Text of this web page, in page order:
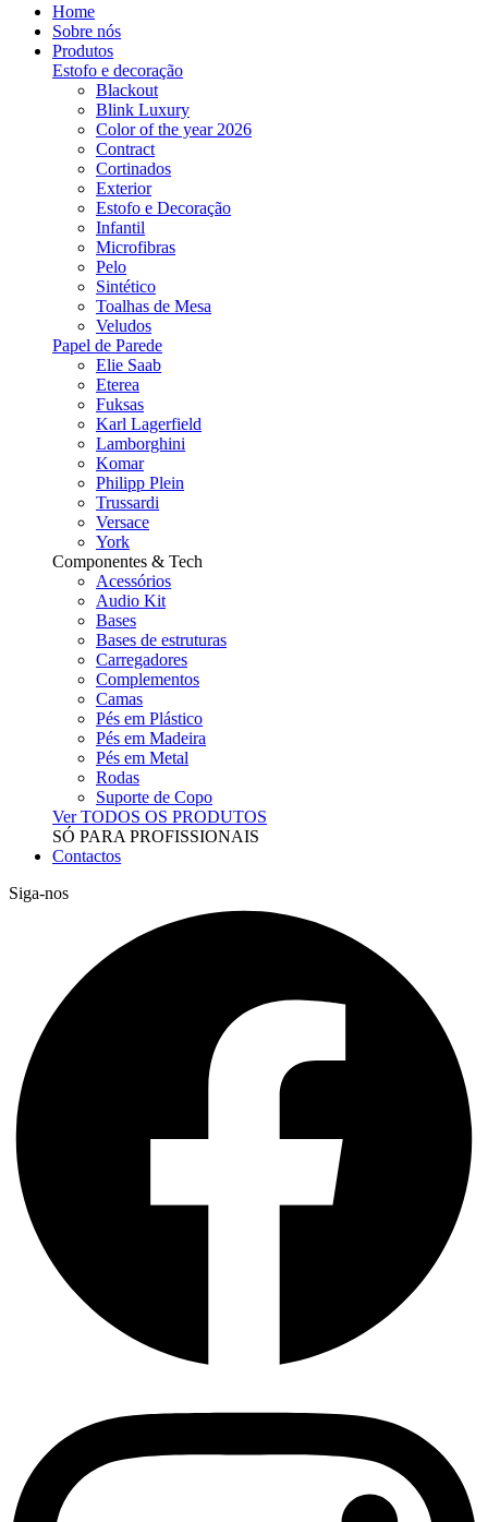
Home
Sobre nós
Produtos
Estofo e decoração
Blackout
Blink Luxury
Color of the year 2026
Contract
Cortinados
Exterior
Estofo e Decoração
Infantil
Microfibras
Pelo
Sintético
Toalhas de Mesa
Veludos
Papel de Parede
Elie Saab
Eterea
Fuksas
Karl Lagerfield
Lamborghini
Komar
Philipp Plein
Trussardi
Versace
York
Componentes & Tech
Acessórios
Audio Kit
Bases
Bases de estruturas
Carregadores
Complementos
Camas
Pés em Plástico
Pés em Madeira
Pés em Metal
Rodas
Suporte de Copo
Ver TODOS OS PRODUTOS
SÓ PARA PROFISSIONAIS
Contactos
Siga-nos